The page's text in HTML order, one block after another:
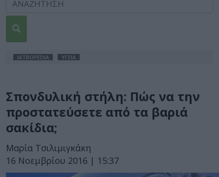
IATROPEDIA ΥΓΕΙΑ
Σπονδυλική στήλη: Πώς να την
προστατεύσετε από τα βαριά
σακίδια;
Μαρία Τσιλιμιγκάκη
16 Νοεμβρίου 2016 | 15:37